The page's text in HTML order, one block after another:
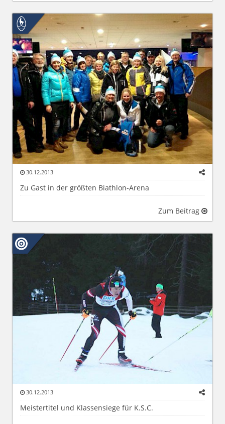
30.12.2013
Zu Gast in der größten Biathlon-Arena
Zum Beitrag
30.12.2013
Meistertitel und Klassensiege für K.S.C.